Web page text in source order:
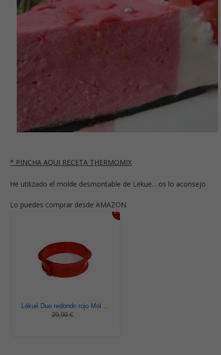
* PINCHA AQUI RECETA THERMOMIX
He utilizado el molde desmontable de Lekue... os lo aconsejo
Lo puedes comprar desde AMAZON
24%
Lékué Duo redondo rojo Molde pastel, Silicona, 23 x 7 x 23 cm
29,90 €